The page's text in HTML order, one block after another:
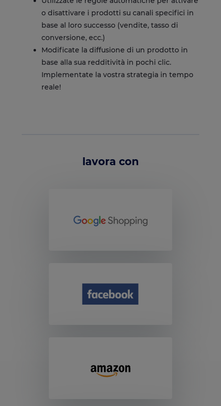
o disattivare i prodotti su canali specifici in
base al loro successo (vendite, tasso di
conversione, ecc.)
Modificate la diffusione di un prodotto in
base alla sua redditività in pochi clic.
Implementate la vostra strategia in tempo
reale!
lavora con